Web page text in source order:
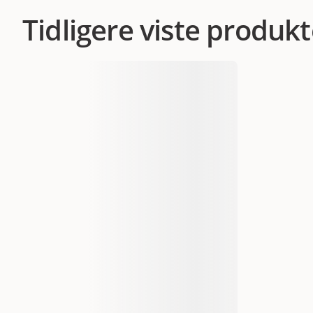
Tidligere viste